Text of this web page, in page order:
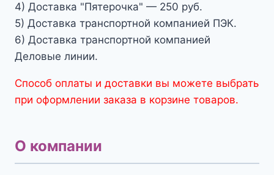
4) Доставка "Пятерочка" — 250 руб.
5) Доставка транспортной компанией ПЭК.
6) Доставка транспортной компанией
Деловые линии.
Способ оплаты и доставки вы можете выбрать
при оформлении заказа в корзине товаров.
О компании